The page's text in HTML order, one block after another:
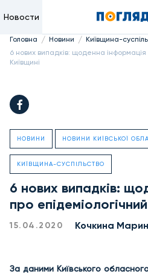
Новости
Головна / Новини / Київщина-
6 нових випадків: щоденна інформація
Київщині
НОВИНИ НОВИНИ КИЇВСЬКОЇ
КИЇВЩИНА-СУСПІЛЬСТВО
6 нових випадків:
про
15.04.2020 Кочкина
За даними Київського